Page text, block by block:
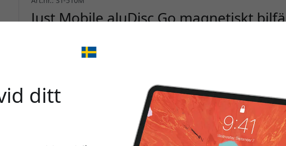
Just Mobile aluDisc Go magnetiskt
med MagSafe för instrumentbräda
ditt
Använd denna kod i kassan för att få